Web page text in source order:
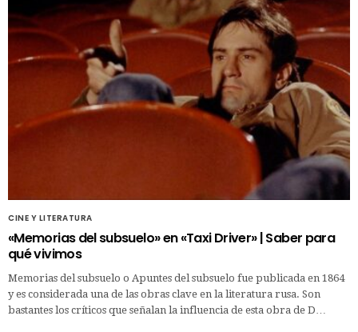
CINE Y LITERATURA
«Memorias del subsuelo» en «Taxi Driver» | Saber para
qué vivimos
Memorias del subsuelo o Apuntes del subsuelo fue publicada en 1864
y es considerada una de las obras clave en la literatura rusa. Son
bastantes los críticos que señalan la influencia de esta obra de D…